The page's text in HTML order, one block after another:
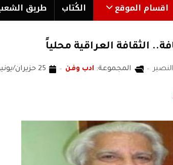
اقسام الموقع الكُتاب طریق
الثقافة العراقية محلياً
المجموعة: ادب وفن 25 حزيران/يونيو 2019